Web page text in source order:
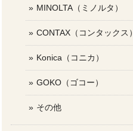
MINOLTA（ミノルタ）
CONTAX（コンタックス）
Konica（コニカ）
GOKO（ゴコー）
その他